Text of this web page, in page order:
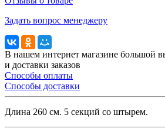
Задать вопрос менеджеру
В нашем интернет магазине большой
и доставки заказов
Способы оплаты
Способы доставки
Длина 260 см. 5 секций со штырем.